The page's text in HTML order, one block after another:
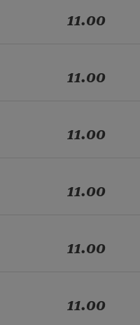
11.00
11.00
11.00
11.00
11.00
11.00